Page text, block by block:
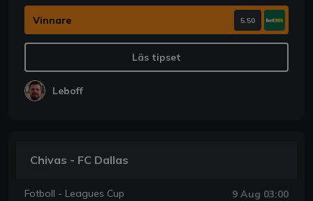
Vinnare 5.50
Läs tipset
Leboff
Chivas - FC Dallas
Fotboll - Leagues Cup 9 Aug 03:00